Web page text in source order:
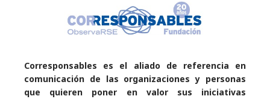
Corresponsables es el aliado de referencia en
comunicación de las organizaciones y personas
que quieren poner en valor sus iniciativas